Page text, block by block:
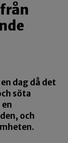
dag då det
söta
och